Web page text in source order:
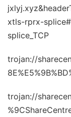
xtls-rprx-
splice_TCP
trojan://
trojan://